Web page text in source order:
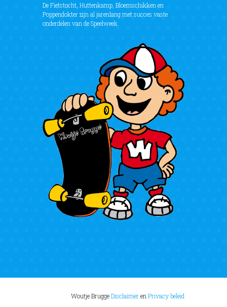
De Fietstocht, Huttenkamp, Bloemschikken en
Poppendokter zijn al jarenlang met succes vaste
onderdelen van de Speelweek.
Woutje BruggeDisclaimeren Privacy beleid